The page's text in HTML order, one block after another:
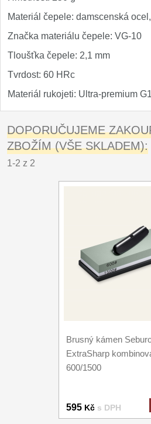
Materiál čepele: damscenská
Značka materiálu čepele: VG-10
Tloušťka čepele: 2,1 mm
Tvrdost: 60 HRc
Materiál rukojeti: Ultra-premium
DOPORUČUJEME
ZBOŽÍM (VŠE SKLADEM):
1-2 z 2
Brusný kámen
ExtraSharp
600/1500
595 Kč s DPH